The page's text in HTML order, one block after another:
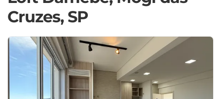
Cruzes, SP